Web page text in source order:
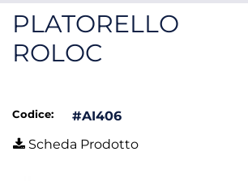
PLATORELLO
ROLOC
Codice:
#AI406
Scheda Prodotto